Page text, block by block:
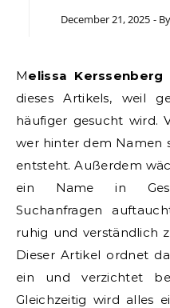
December 21, 2025 - By
Melissa Kerssenberg
dieses Artikels, weil
häufiger gesucht wird.
wer hinter dem Namen
entsteht. Außerdem
ein Name in
Suchanfragen
ruhig und verständlich
Dieser Artikel ordnet
ein und verzichtet
Gleichzeitig wird alles